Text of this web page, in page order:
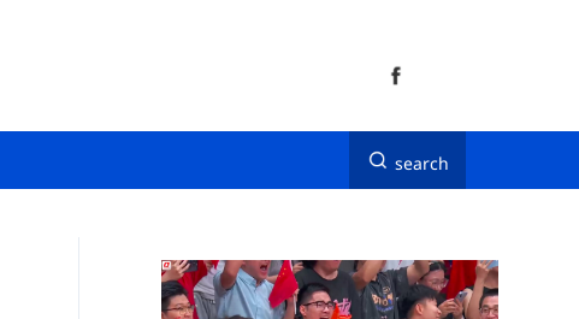
search